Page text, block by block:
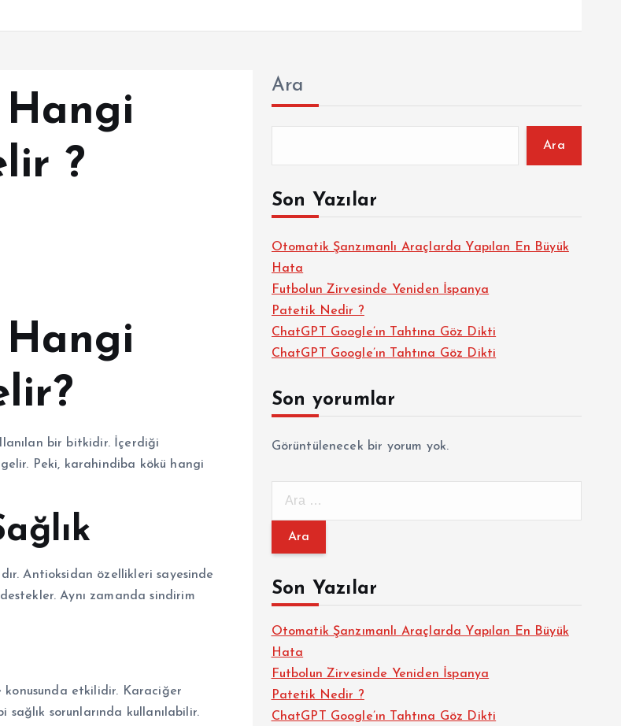
?
bir bitkidir. İçerdiği
Peki, karahindiba kökü hangi
Antioksidan özellikleri sayesinde
Aynı zamanda sindirim
etkilidir. Karaciğer
sağlık sorunlarında kullanılabilir.
Ara
Ara
Son Yazılar
Otomatik Şanzımanlı Araçlarda Yapılan En Büyük
Hata
Futbolun Zirvesinde Yeniden İspanya
Patetik Nedir ?
ChatGPT Google’ın Tahtına Göz Dikti
ChatGPT Google’ın Tahtına Göz Dikti
Son yorumlar
Görüntülenecek bir yorum yok.
m
:Son Yazılar
Otomatik Şanzımanlı Araçlarda Yapılan En Büyük
Hata
Futbolun Zirvesinde Yeniden İspanya
Patetik Nedir ?
ChatGPT Google’ın Tahtına Göz Dikti